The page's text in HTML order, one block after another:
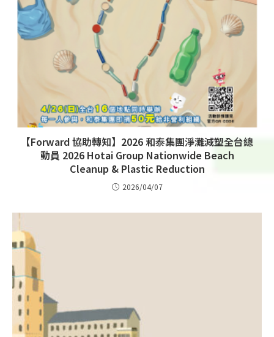
【Forward 協助轉知】2026 和泰集團淨灘減塑全台總
動員 2026 Hotai Group Nationwide Beach
Cleanup & Plastic Reduction
2026/04/07